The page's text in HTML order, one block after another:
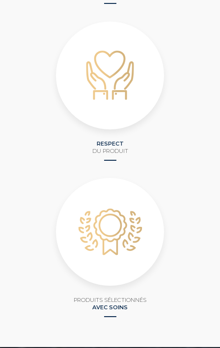
RESPECT
DU PRODUIT
PRODUITS SÉLECTIONNÉS
AVEC SOINS